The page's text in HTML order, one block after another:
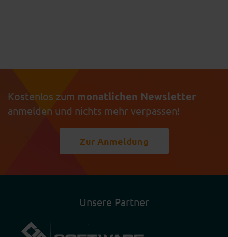
Kostenlos zum monatlichen Newsletter
anmelden und nichts mehr verpassen!
Zur Anmeldung
Unsere Partner